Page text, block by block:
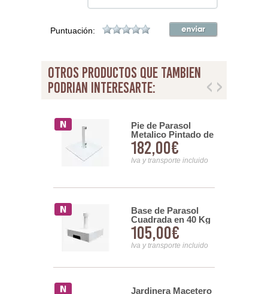
Puntuación:
otros productos que tambien
podrian interesarte:
Pie de Parasol
Metalico Pintado de
20 y 40 Kg 2
Colores MV50N
182,00€
Iva y transporte incluido
Base de Parasol
Cuadrada en 40 Kg
2 Colores Serie
HS40
105,00€
Iva y transporte incluido
Jardinera Macetero